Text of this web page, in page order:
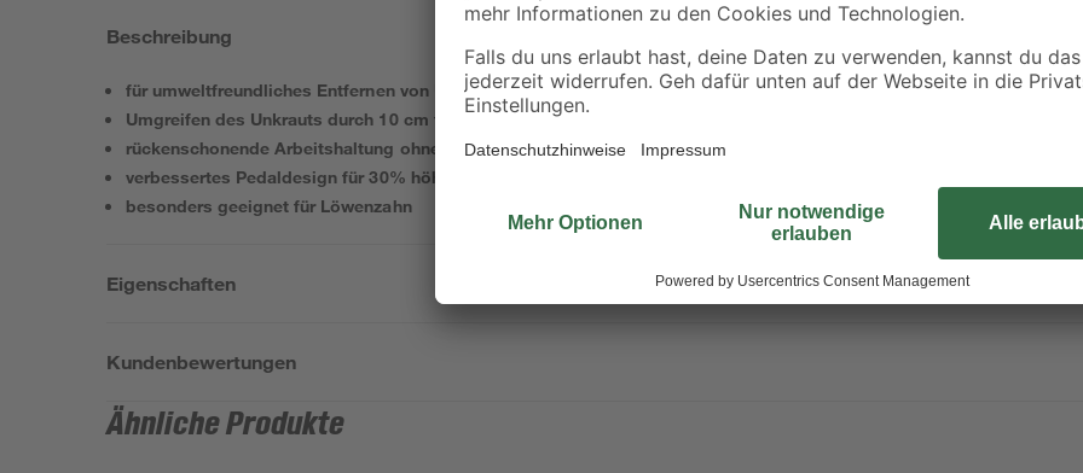
Beschreibung
für umweltfreundliches Entfernen von Unkraut mit einem Stängel < Ø4 cm
Umgreifen des Unkrauts durch 10 cm tief in den Boden reichende Arme
rückenschonende Arbeitshaltung ohne Bücken
verbessertes Pedaldesign für 30% höhere Belastbarkeit
besonders geeignet für Löwenzahn
Dieser Unkrautstecher besitzt
Stiel. Somit ermöglicht er
Das Greifen des Unkrauts aus
reichende Arme erleichtert.
Unkraut ebenso schnell wieder
Eigenschaften
Kundenbewertungen
Ähnliche Produkte